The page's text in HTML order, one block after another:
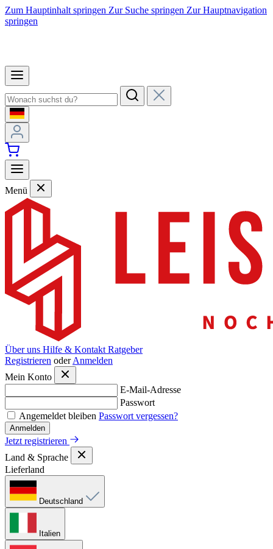
Zum Hauptinhalt springen Zur Suche springen Zur Hauptnavigation
springen
Menü
Über uns Hilfe & Kontakt Ratgeber
Registrieren oder Anmelden
Mein Konto
E-Mail-Adresse
Passwort
Angemeldet bleiben Passwort vergessen?
Anmelden
Jetzt registrieren
Land & Sprache
Lieferland
Deutschland
Italien